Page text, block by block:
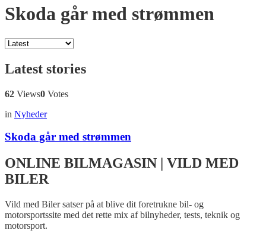
Skoda går med strømmen
Latest stories
62 Views0 Votes
in Nyheder
Skoda går med strømmen
ONLINE BILMAGASIN | VILD MED
BILER
Vild med Biler satser på at blive dit foretrukne bil- og
motorsportssite med det rette mix af bilnyheder, tests, teknik og
motorsport.